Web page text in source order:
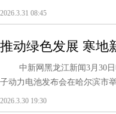
2026.3.31 08:45
推动绿色发展 寒地
中新网黑龙江新闻3月30日
子动力电池发布会在哈尔滨市
2026.3.30 19:30